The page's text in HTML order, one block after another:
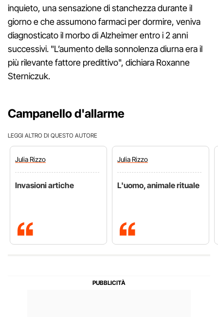
inquieto, una sensazione di stanchezza durante il
giorno e che assumono farmaci per dormire, veniva
diagnosticato il morbo di Alzheimer entro i 2 anni
successivi. "L’aumento della sonnolenza diurna era il
più rilevante fattore predittivo", dichiara Roxanne
Sterniczuk.
Campanello d'allarme
LEGGI ALTRO DI QUESTO AUTORE
JuliaRizzo
Invasioni artiche
JuliaRizzo
L'uomo, animale rituale